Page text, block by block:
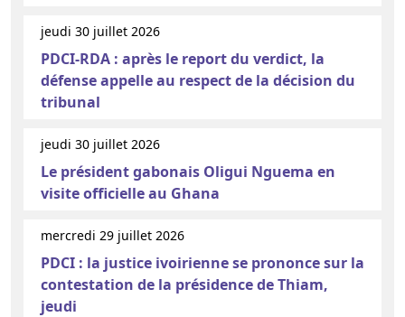
jeudi 30 juillet 2026
PDCI-RDA : après le report du verdict, la
défense appelle au respect de la décision du
tribunal
jeudi 30 juillet 2026
Le président gabonais Oligui Nguema en
visite officielle au Ghana
mercredi 29 juillet 2026
PDCI : la justice ivoirienne se prononce sur la
contestation de la présidence de Thiam,
jeudi